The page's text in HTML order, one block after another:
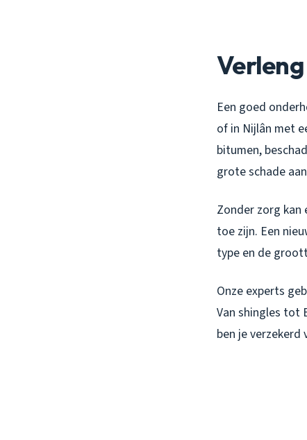
Een goed
of in Nijlân met
bitumen,
grote schade
Zonder zorg kan
toe zijn. Een
type en de
Onze experts
Van shingles tot
ben je